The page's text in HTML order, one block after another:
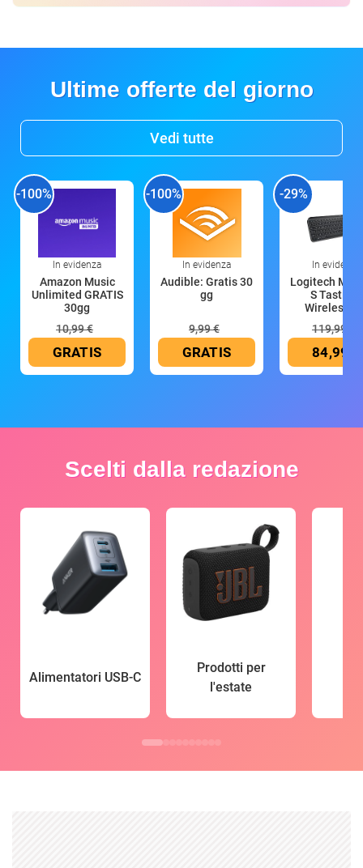
Ultime offerte del giorno
Vedi tutte
-100%
In evidenza
Amazon Music
Unlimited GRATIS
30gg
10,99 €
GRATIS
-100%
In evidenza
Audible: Gratis 30
gg
9,99 €
GRATIS
-29%
In evidenza
Logitech MX
S Tastiera
Wireless
119,99 €
84,99 €
Scelti dalla redazione
Alimentatori USB-C
Prodotti per
l'estate